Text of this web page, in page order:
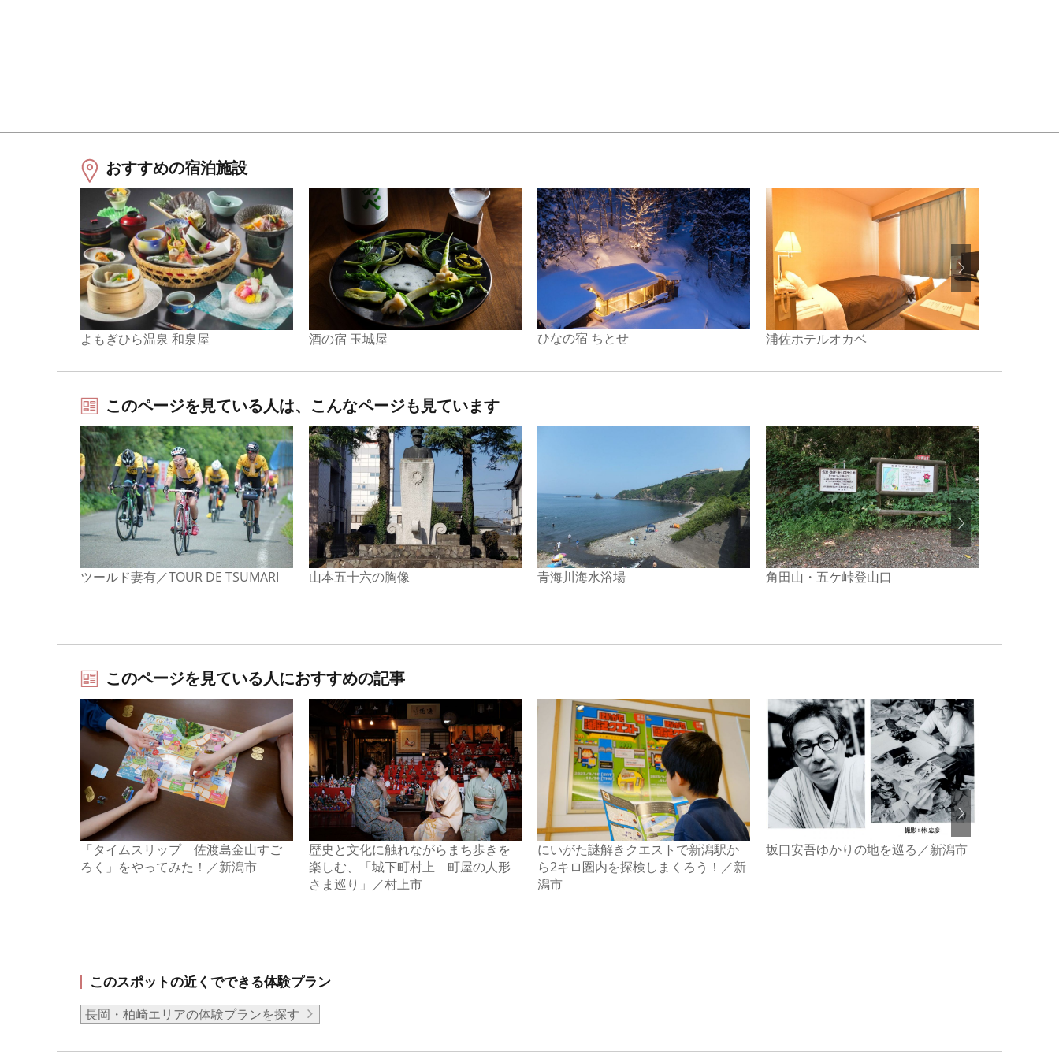
おすすめの宿泊施設
よもぎひら温泉 和泉屋 酒の宿 玉城屋 ひなの宿 ちとせ 浦佐ホテルオカベ
このページを見ている人は、こんなページも見ています
ツールド妻有／TOUR DE TSUMARI 山本五十六の胸像 青海川海水浴場 角田山・五ケ峠登山口
このページを見ている人におすすめの記事
「タイムスリップ 佐渡島金山すご
ろく」をやってみた！／新潟市
歴史と文化に触れながらまち歩きを
楽しむ、「城下町村上 町屋の人形
さま巡り」／村上市
にいがた謎解きクエストで新潟駅か
ら2キロ圏内を探検しまくろう！／新
潟市
坂口安吾ゆかりの地を巡る／新潟市
このスポットの近くでできる体験プラン
長岡・柏崎エリアの体験プランを探す